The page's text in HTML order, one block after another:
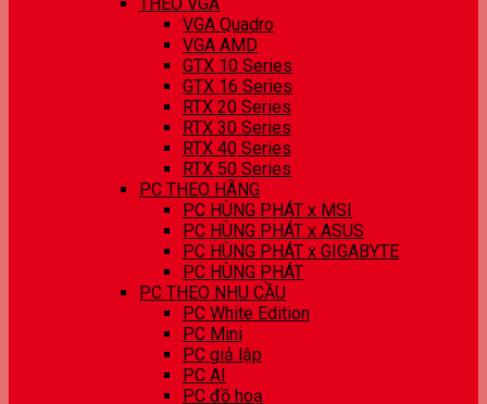
VGA Quadro
VGA AMD
GTX 10 Series
GTX 16 Series
RTX 20 Series
RTX 30 Series
RTX 40 Series
RTX 50 Series
PC THEO HÃNG
PC HÙNG PHÁT x MSI
PC HÙNG PHÁT x ASUS
PC HÙNG PHÁT x GIGABYTE
PC HÙNG PHÁT
PC THEO NHU CẦU
PC White Edition
PC Mini
PC giả lập
PC AI
PC đồ hoạ